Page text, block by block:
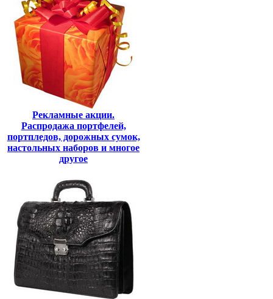
Рекламные акции.
Распродажа портфелей,
портпледов, дорожных сумок,
настольных наборов и многое
другое